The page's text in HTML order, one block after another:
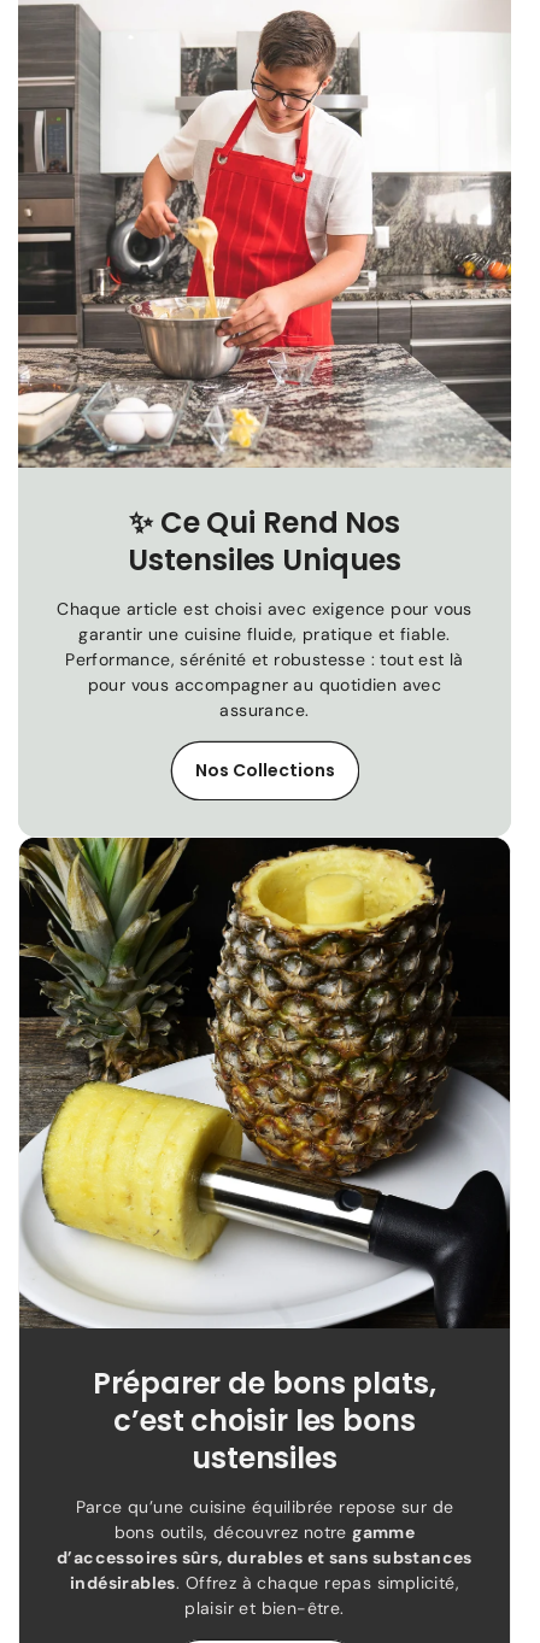
✨ Ce Qui Rend Nos
Ustensiles Uniques
Chaque article est choisi avec exigence pour vous
garantir une cuisine fluide, pratique et fiable.
Performance, sérénité et robustesse : tout est là
pour vous accompagner au quotidien avec
assurance.
Nos Collections
Préparer de bons plats,
c’est choisir les bons
ustensiles
Parce qu’une cuisine équilibrée repose sur de
bons outils, découvrez notregamme
d’accessoires sûrs, durables et sans substances
indésirables. Offrez à chaque repas simplicité,
plaisir et bien-être.